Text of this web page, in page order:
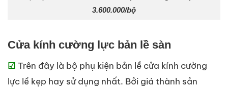
3.600.000/bộ
Cửa kính cường lực bản lề sàn
☑ Trên đây là bộ phụ kiện bản lề cửa kính cường
lực lề kẹp hay sử dụng nhất. Bởi giá thành sản